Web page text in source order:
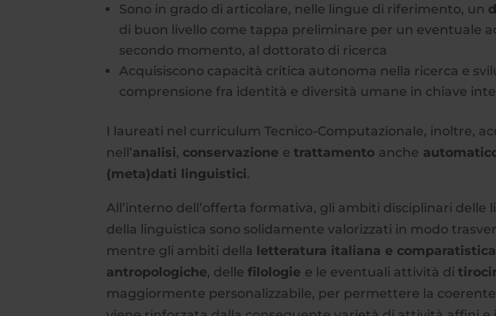
Sono in grado di articolare, nelle lingue di riferimento, un
di buon livello come tappa preliminare per un eventuale
secondo momento, al dottorato di ricerca
Acquisiscono capacità critica autonoma nella ricerca e
comprensione fra identità e diversità umane in chiave
I laureati nel curriculum Tecnico-Computazionale, inoltre,
nell’analisi, conservazione etrattamento anche
(meta)dati linguistici.
All’interno dell’offerta formativa, gli ambiti disciplinari
della linguistica sono solidamente valorizzati in modo
mentre gli ambiti della letteratura italiana e comparatistica
antropologiche, dellefilologie e le eventuali attività di
maggiormente personalizzabile, per permettere la